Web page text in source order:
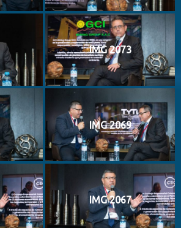
IMG 2073
IMG 2069
IMG 2067